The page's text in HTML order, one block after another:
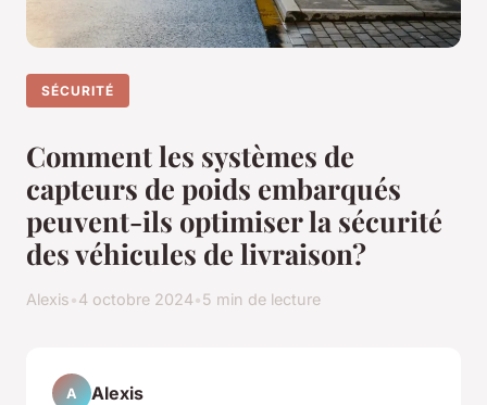
SÉCURITÉ
Comment les systèmes de
capteurs de poids embarqués
peuvent-ils optimiser la sécurité
des véhicules de livraison?
Alexis•4 octobre 2024•5 min de lecture
A Alexis